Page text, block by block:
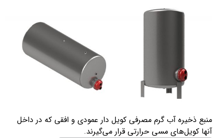
منبع ذخیره آب گرم مصرفی کویل دار عمودی و افقی که در داخل
آنها کویل‌های مسی حرارتی قرار می‌گیرند.